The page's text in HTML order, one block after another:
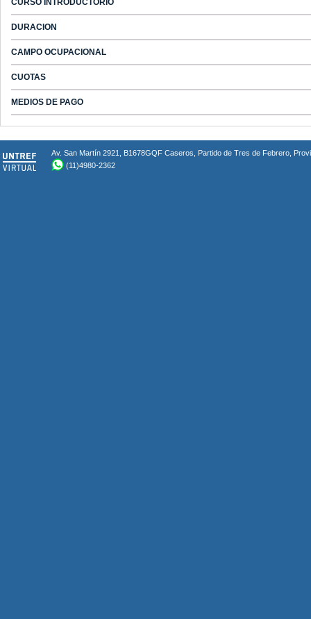
CURSO INTRODUCTORIO
DURACION
CAMPO OCUPACIONAL
CUOTAS
MEDIOS DE PAGO
Av. San Martín 2921, B1678GQF Caseros, Partido de Tres de Febrero,
(11)4980-2362